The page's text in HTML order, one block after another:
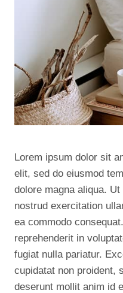
Lorem ipsum dolor sit
elit, sed do eiusmod
dolore magna aliqua.
nostrud exercitation
ea commodo
reprehenderit in
fugiat nulla pariatur.
cupidatat non proident,
deserunt mollit anim id